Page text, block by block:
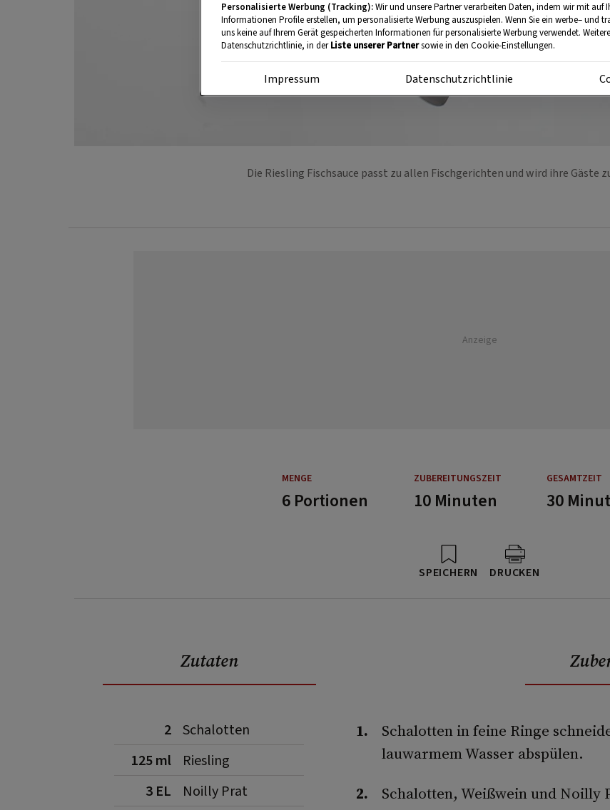
Die Riesling Fischsauce passt zu allen Fischgerichten und wird ihre Gäste
Anzeige
MENGE ZUBEREITUNGSZEIT GESAMTZEIT
6 Portionen 10 Minuten 30
SPEICHERN DRUCKEN
Zutaten
2 Schalotten
125 ml
Riesling
3 EL
Noilly Prat
Schalotten in feine Ringe
lauwarmem Wasser abspülen.
Schalotten, Weißwein und Noilly
Personalisierte Werbung (Tracking):Wir und unsere Partner verarbeiten Daten, indem wir mit auf
Informationen Profile erstellen, um personalisierte Werbung auszuspielen. Wenn Sie ein werbe– und
uns keine auf Ihrem Gerät gespeicherten Informationen für personalisierte Werbung verwendet.
Datenschutzrichtlinie, in derListe unserer Partnersowie in den Cookie-Einstellungen.
Impressum Datenschutzrichtlinie